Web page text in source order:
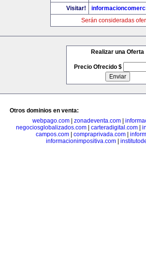
Visitar!
Serán consideradas
Realizar una Oferta
Precio Ofrecido $
Otros dominios en venta:
webpago.com
zonadeventa.com
negociosglobalizados.com
carteradigital.com
campos.com
compraprivada.com
informacionimpositiva.com